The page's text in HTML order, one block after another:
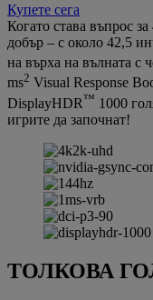
Купете сега
Когато става въпрос
добър – с около 42,5
на върха на вълната с
ms2 Visual Response
DisplayHDR™ 1000
игрите да започнат!
ТОЛКОВА